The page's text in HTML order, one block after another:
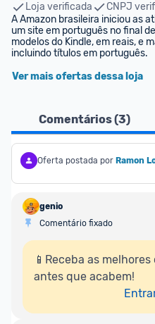
Loja verificada
CNPJ
A Amazon brasileira iniciou as
um site em português no final
modelos do Kindle, em reais, e
incluindo títulos em português.
Ver mais ofertas dessa loja
Comentários (3)
Oferta postada por Ramon
genio
Comentário fixado
📱Receba as
antes que acabem!